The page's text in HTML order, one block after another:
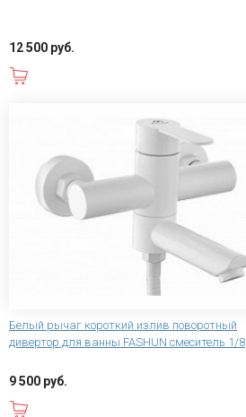
12 500 руб.
Белый рычаг короткий излив поворотный
дивертор для ванны FASHUN смеситель 1/8
9 500 руб.